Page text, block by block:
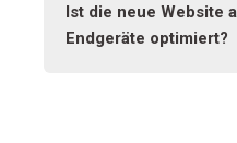
Ist die neue Website
Endgeräte optimiert?